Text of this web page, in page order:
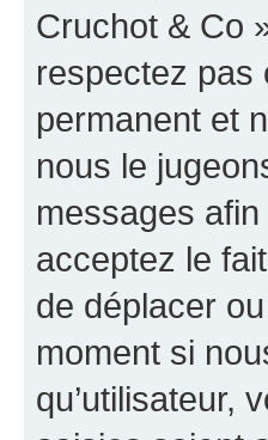
Cruchot & Co
respectez pas
permanent et
nous le
messages
acceptez le
de déplacer
moment si
qu’utilisateur,